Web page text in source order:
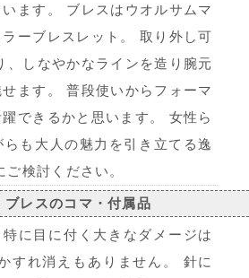
ます。 ブレスはウオルサムマ
ーブレスレット。 取り外し可
、しなやかなラインを造り腕元
ます。 普段使いからフォーマ
できるかと思います。 女性ら
も大人の魅力を引き立てる逸
検討ください。
ブレスのコマ・付属品
特に目に付く大きなダメージは
すれ消えもありません。 針に